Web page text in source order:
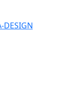
DESIGN